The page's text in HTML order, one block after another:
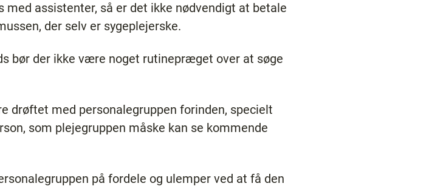
assistenter, så er det ikke nødvendigt at betale
der selv er sygeplejerske.
bør der ikke være noget rutinepræget over at søge
drøftet med personalegruppen forinden, specielt
som plejegruppen måske kan se kommende
på fordele og ulemper ved at få den